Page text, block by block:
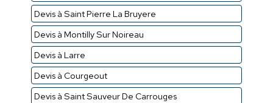
Devis à Saint Pierre La Bruyere
Devis à Montilly Sur Noireau
Devis à Larre
Devis à Courgeout
Devis à Saint Sauveur De Carrouges